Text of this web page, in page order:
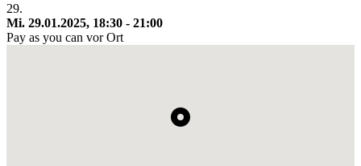
29.
Mi. 29.01.2025, 18:30 - 21:00
Pay as you can vor Ort